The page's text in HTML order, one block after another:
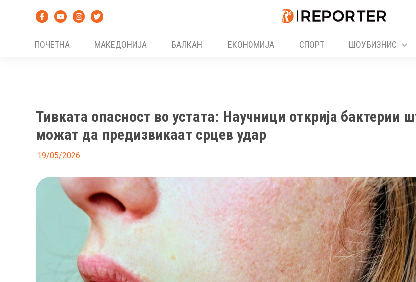
ПОЧЕТНА
МАКЕДОНИЈА БАЛКАН ЕКОНОМИЈА СПОРТ ШОУБИЗНИС
Тивката опасност во устата: Научници открија бактерии
можат да предизвикаат срцев удар
19/05/2026